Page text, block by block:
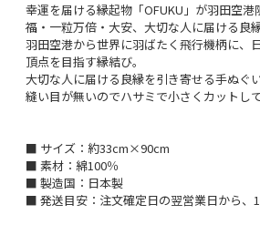
幸運を届ける縁起物「OFUKU」が羽田空港
福・一粒万倍・大安、大切な人に届ける良縁
羽田空港から世界に羽ばたく飛行機柄に、
頂点を目指す縁結び。
大切な人に届ける良縁を引き寄せる手ぬぐい
縫い目が無いのでハサミで小さくカットして
■ サイズ：約33cm×90cm
■ 素材：綿100％
■ 製造国：日本製
■ 発送目安：注文確定日の翌営業日から、